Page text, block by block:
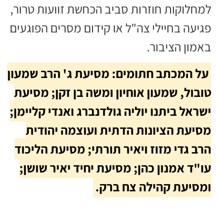
למחלוקות חוזרות סביב הכחשת זוועות טרור,
פגיעה בחיילי צה"ל או קידום מסרים הפוגעים
באמון הציבור.
על המכתב חתומים: מסיעת ג' הרב שמעון
טובול, שמעון אוחיון ומשה בן זקן; מסיעת
ישראל ביתנו יוליה גולדנברג ואנדי קליימן;
מסיעת הציונות הדתית ועוצמה יהודית
הרב גדי מזוז ויאיר תורתי; מסיעת הליכוד
עו"ד אמנון כהן; מסיעת יחיד יאיר שושן;
ומסיעת קהילה צח ברק.